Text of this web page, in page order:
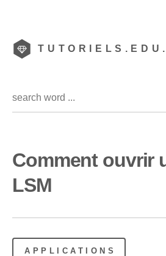
Comment ouvrir
LSM
APPLICATIONS